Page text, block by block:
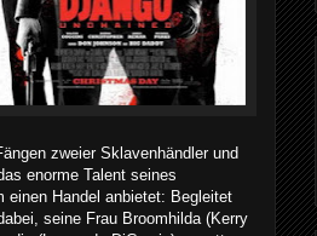
zweier Sklavenhändler und
enorme Talent seines
Handel anbietet: Begleitet
seine Frau Broomhilda (Kerry